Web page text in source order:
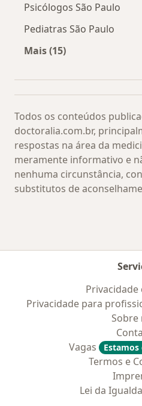
Psicólogos São Paulo
Pediatras São Paulo
Mais (15)
Todos os conteúdos
doctoralia.com.br,
respostas na área da
meramente informativo e
nenhuma circunstância,
substitutos de
Privacidade
Privacidade para
Sobre
Vagas
Termos e
Lei da